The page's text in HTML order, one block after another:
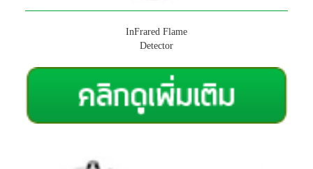
InFrared Flame
Detector